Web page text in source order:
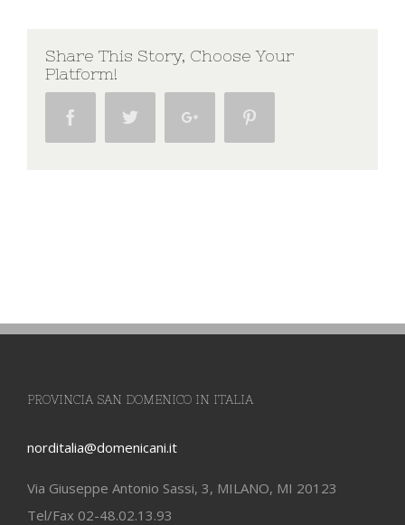
Share This Story, Choose Your
Platform!
Facebook Twitter Google+
PROVINCIA SAN DOMENICO IN ITALIA
norditalia@domenicani.it
Via Giuseppe Antonio Sassi, 3, MILANO, MI 20123
Tel/Fax 02-48.02.13.93